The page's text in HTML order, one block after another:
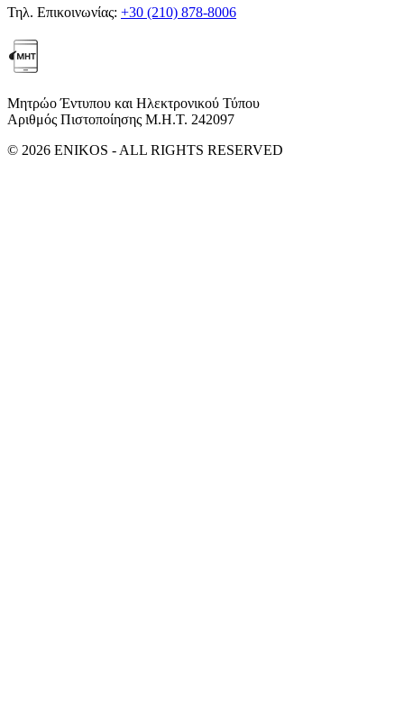
Τηλ. Επικοινωνίας: +30 (210) 878-8006
Μητρώο Έντυπου και Ηλεκτρονικού Τύπου
Αριθμός Πιστοποίησης Μ.Η.Τ. 242097
© 2026 ENIKOS - ALL RIGHTS RESERVED